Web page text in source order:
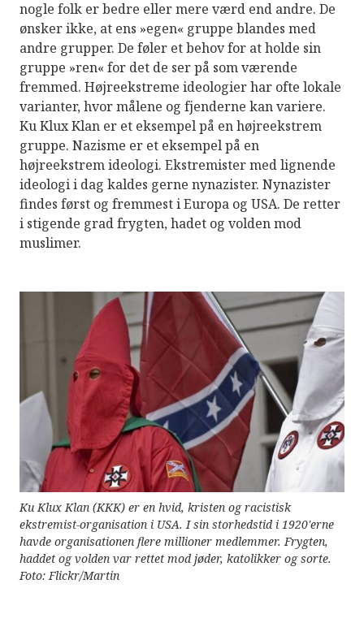
nogle folk er bedre eller mere værd end andre. De
ønsker ikke, at ens »egen« gruppe blandes med
andre grupper. De føler et behov for at holde sin
gruppe »ren« for det de ser på som værende
fremmed. Højreekstreme ideologier har ofte lokale
varianter, hvor målene og fjenderne kan variere.
Ku Klux Klan er et eksempel på en højreekstrem
gruppe. Nazisme er et eksempel på en
højreekstrem ideologi. Ekstremister med lignende
ideologi i dag kaldes gerne nynazister. Nynazister
findes først og fremmest i Europa og USA. De retter
i stigende grad frygten, hadet og volden mod
muslimer.
Ku Klux Klan (KKK) er en hvid, kristen og racistisk
ekstremist-organisation i USA. I sin storhedstid i 1920'erne
havde organisationen flere millioner medlemmer. Frygten,
haddet og volden var rettet mod jøder, katolikker og sorte.
Foto: Flickr/Martin